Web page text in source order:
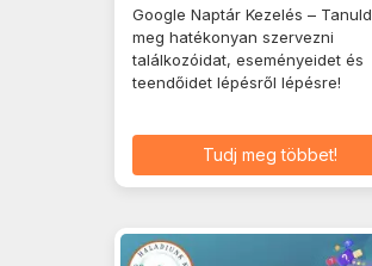
Google Naptár Kezelés – Tanuld
meg hatékonyan szervezni
találkozóidat, eseményeidet és
teendőidet lépésről lépésre!
Tudj meg többet!